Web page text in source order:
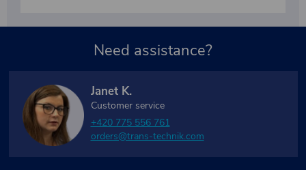
Need assistance?
Janet K.
Customer service
+420 775 556 761
orders@trans-technik.com